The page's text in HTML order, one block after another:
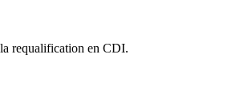
requalification en CDI.